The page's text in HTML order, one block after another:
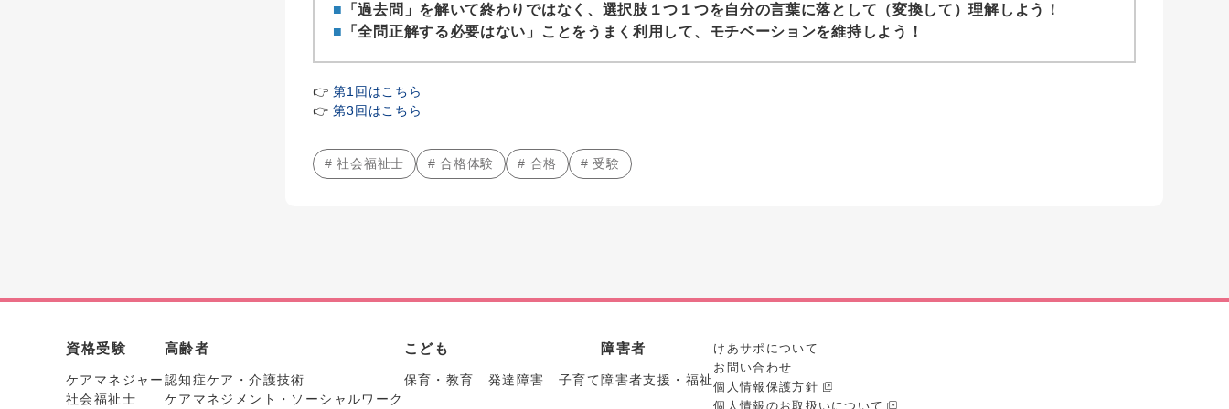
■
「過去問」を解いて終わりではなく、選択肢１つ１つを自分の言葉に落として（変換して）理解しよう！
■
「全問正解する必要はない」ことをうまく利用して、モチベーションを維持しよう！
👉第1回はこちら
👉第3回はこちら
# 社会福祉士 # 合格体験 # 合格 # 受験
資格受験
ケアマネジャー
社会福祉士
高齢者
認知症ケア・介護技術
ケアマネジメント・ソーシャルワーク
こども
保育・教育 発達障害 子育て
障害者
障害者支援・福祉
けあサポについて
お問い合わせ
個人情報保護方針
個人情報のお取扱いについて